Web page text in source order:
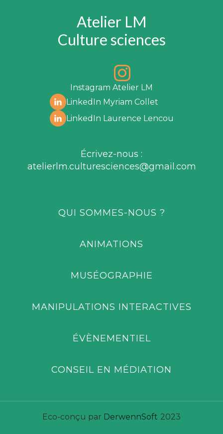
Atelier LM
Culture sciences
Instagram Atelier LM
LinkedIn Myriam Collet
LinkedIn Laurence Lencou
QUI SOMMES-NOUS ?
ANIMATIONS
MUSÉOGRAPHIE
MANIPULATIONS INTERACTIVES
ÉVÈNEMENTIEL
CONSEIL EN MÉDIATION
Écrivez-nous :
atelierlm.culturesciences@gmail.com
Eco-conçu par DerwennSoft 2023